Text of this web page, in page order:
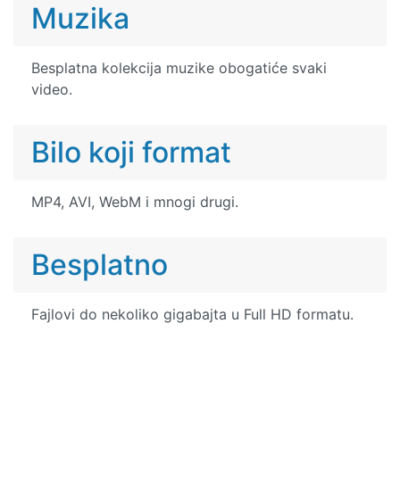
Muzika
Besplatna kolekcija muzike obogatiće svaki
video.
Bilo koji format
MP4, AVI, WebM i mnogi drugi.
Besplatno
Fajlovi do nekoliko gigabajta u Full HD formatu.